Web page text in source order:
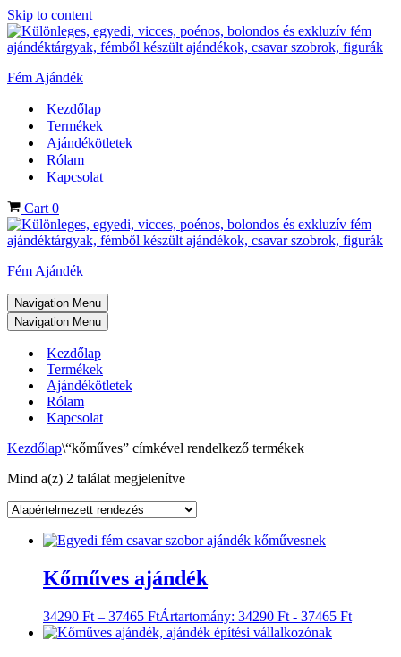
Skip to content
Fém Ajándék
Kezdőlap
Termékek
Ajándékötletek
Rólam
Kapcsolat
Cart 0
Fém Ajándék
Navigation Menu
Navigation Menu
Kezdőlap
Termékek
Ajándékötletek
Rólam
Kapcsolat
Kezdőlap\“kőműves” címkével rendelkező termékek
Mind a(z) 2 találat megjelenítve
Kőműves ajándék
34290 Ft – 37465 FtÁrtartomány: 34290 Ft - 37465 Ft